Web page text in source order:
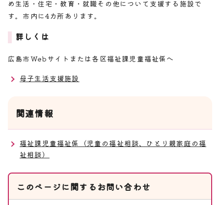
め生活・住宅・教育・就職その他について支援する施設で
す。市内に4カ所あります。
詳しくは
広島市Webサイトまたは各区福祉課児童福祉係へ
母子生活支援施設
関連情報
福祉課児童福祉係（児童の福祉相談、ひとり親家庭の福
祉相談）
このページに関する お問い合わせ